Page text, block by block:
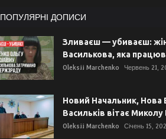
ПОПУЛЯРНІ ДОПИСИ
Зливаєш — убиваєш:
Василькова, яка
Oleksii Marchenko Червень 21,
Новий Начальник, Нова
Васильків вітає Миколу
Oleksii Marchenko Січень 15,